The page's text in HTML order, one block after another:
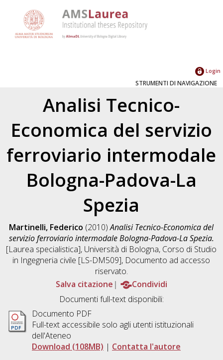
Login
STRUMENTI DI NAVIGAZIONE
Analisi Tecnico-
Economica del servizio
ferroviario intermodale
Bologna-Padova-La
Spezia
Martinelli, Federico (2010)Analisi Tecnico-Economica del
servizio ferroviario intermodale Bologna-Padova-La Spezia.
[Laurea specialistica], Università di Bologna, Corso di Studio
in Ingegneria civile [LS-DM509], Documento ad accesso
riservato.
Salva citazione
Condividi
Documenti full-text disponibili:
Documento PDF
Full-text accessibile solo agli utenti istituzionali
dell'Ateneo
Download (108MB) | Contatta l'autore